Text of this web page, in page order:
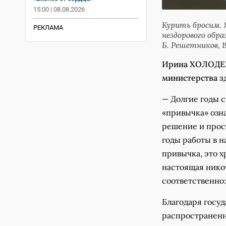
15:00 | 08.08.2026
РЕКЛАМА
Курить бросим.
нездорового
Б. Решетников,
Ирина
министерства
— Долгие годы
«привычка»
решение и
годы работы в
привычка, это
настоящая
Благодаря